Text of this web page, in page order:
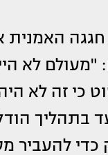
האמנית
לא
כי זה לא
בתהליך
להעביר